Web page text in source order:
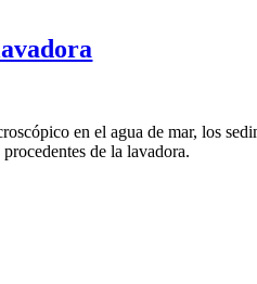
en el agua de mar, los
de la lavadora.